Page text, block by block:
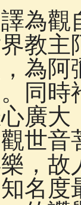
療痔(腫瘤)
為
教
為
同
廣
世
，
名